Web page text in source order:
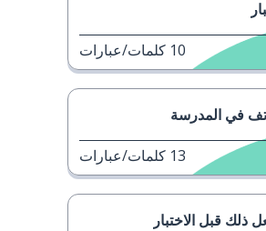
10 كلمات/عبارات
في المدرسة
13 كلمات/عبارات
ذلك قبل الاختبار